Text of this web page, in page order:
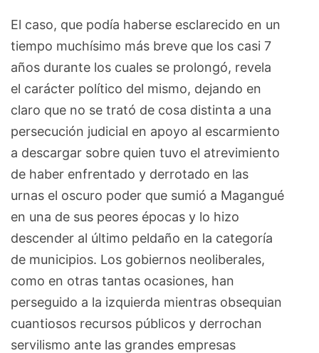
El caso, que podía haberse esclarecido en un
tiempo muchísimo más breve que los casi 7
años durante los cuales se prolongó, revela
el carácter político del mismo, dejando en
claro que no se trató de cosa distinta a una
persecución judicial en apoyo al escarmiento
a descargar sobre quien tuvo el atrevimiento
de haber enfrentado y derrotado en las
urnas el oscuro poder que sumió a Magangué
en una de sus peores épocas y lo hizo
descender al último peldaño en la categoría
de municipios. Los gobiernos neoliberales,
como en otras tantas ocasiones, han
perseguido a la izquierda mientras obsequian
cuantiosos recursos públicos y derrochan
servilismo ante las grandes empresas